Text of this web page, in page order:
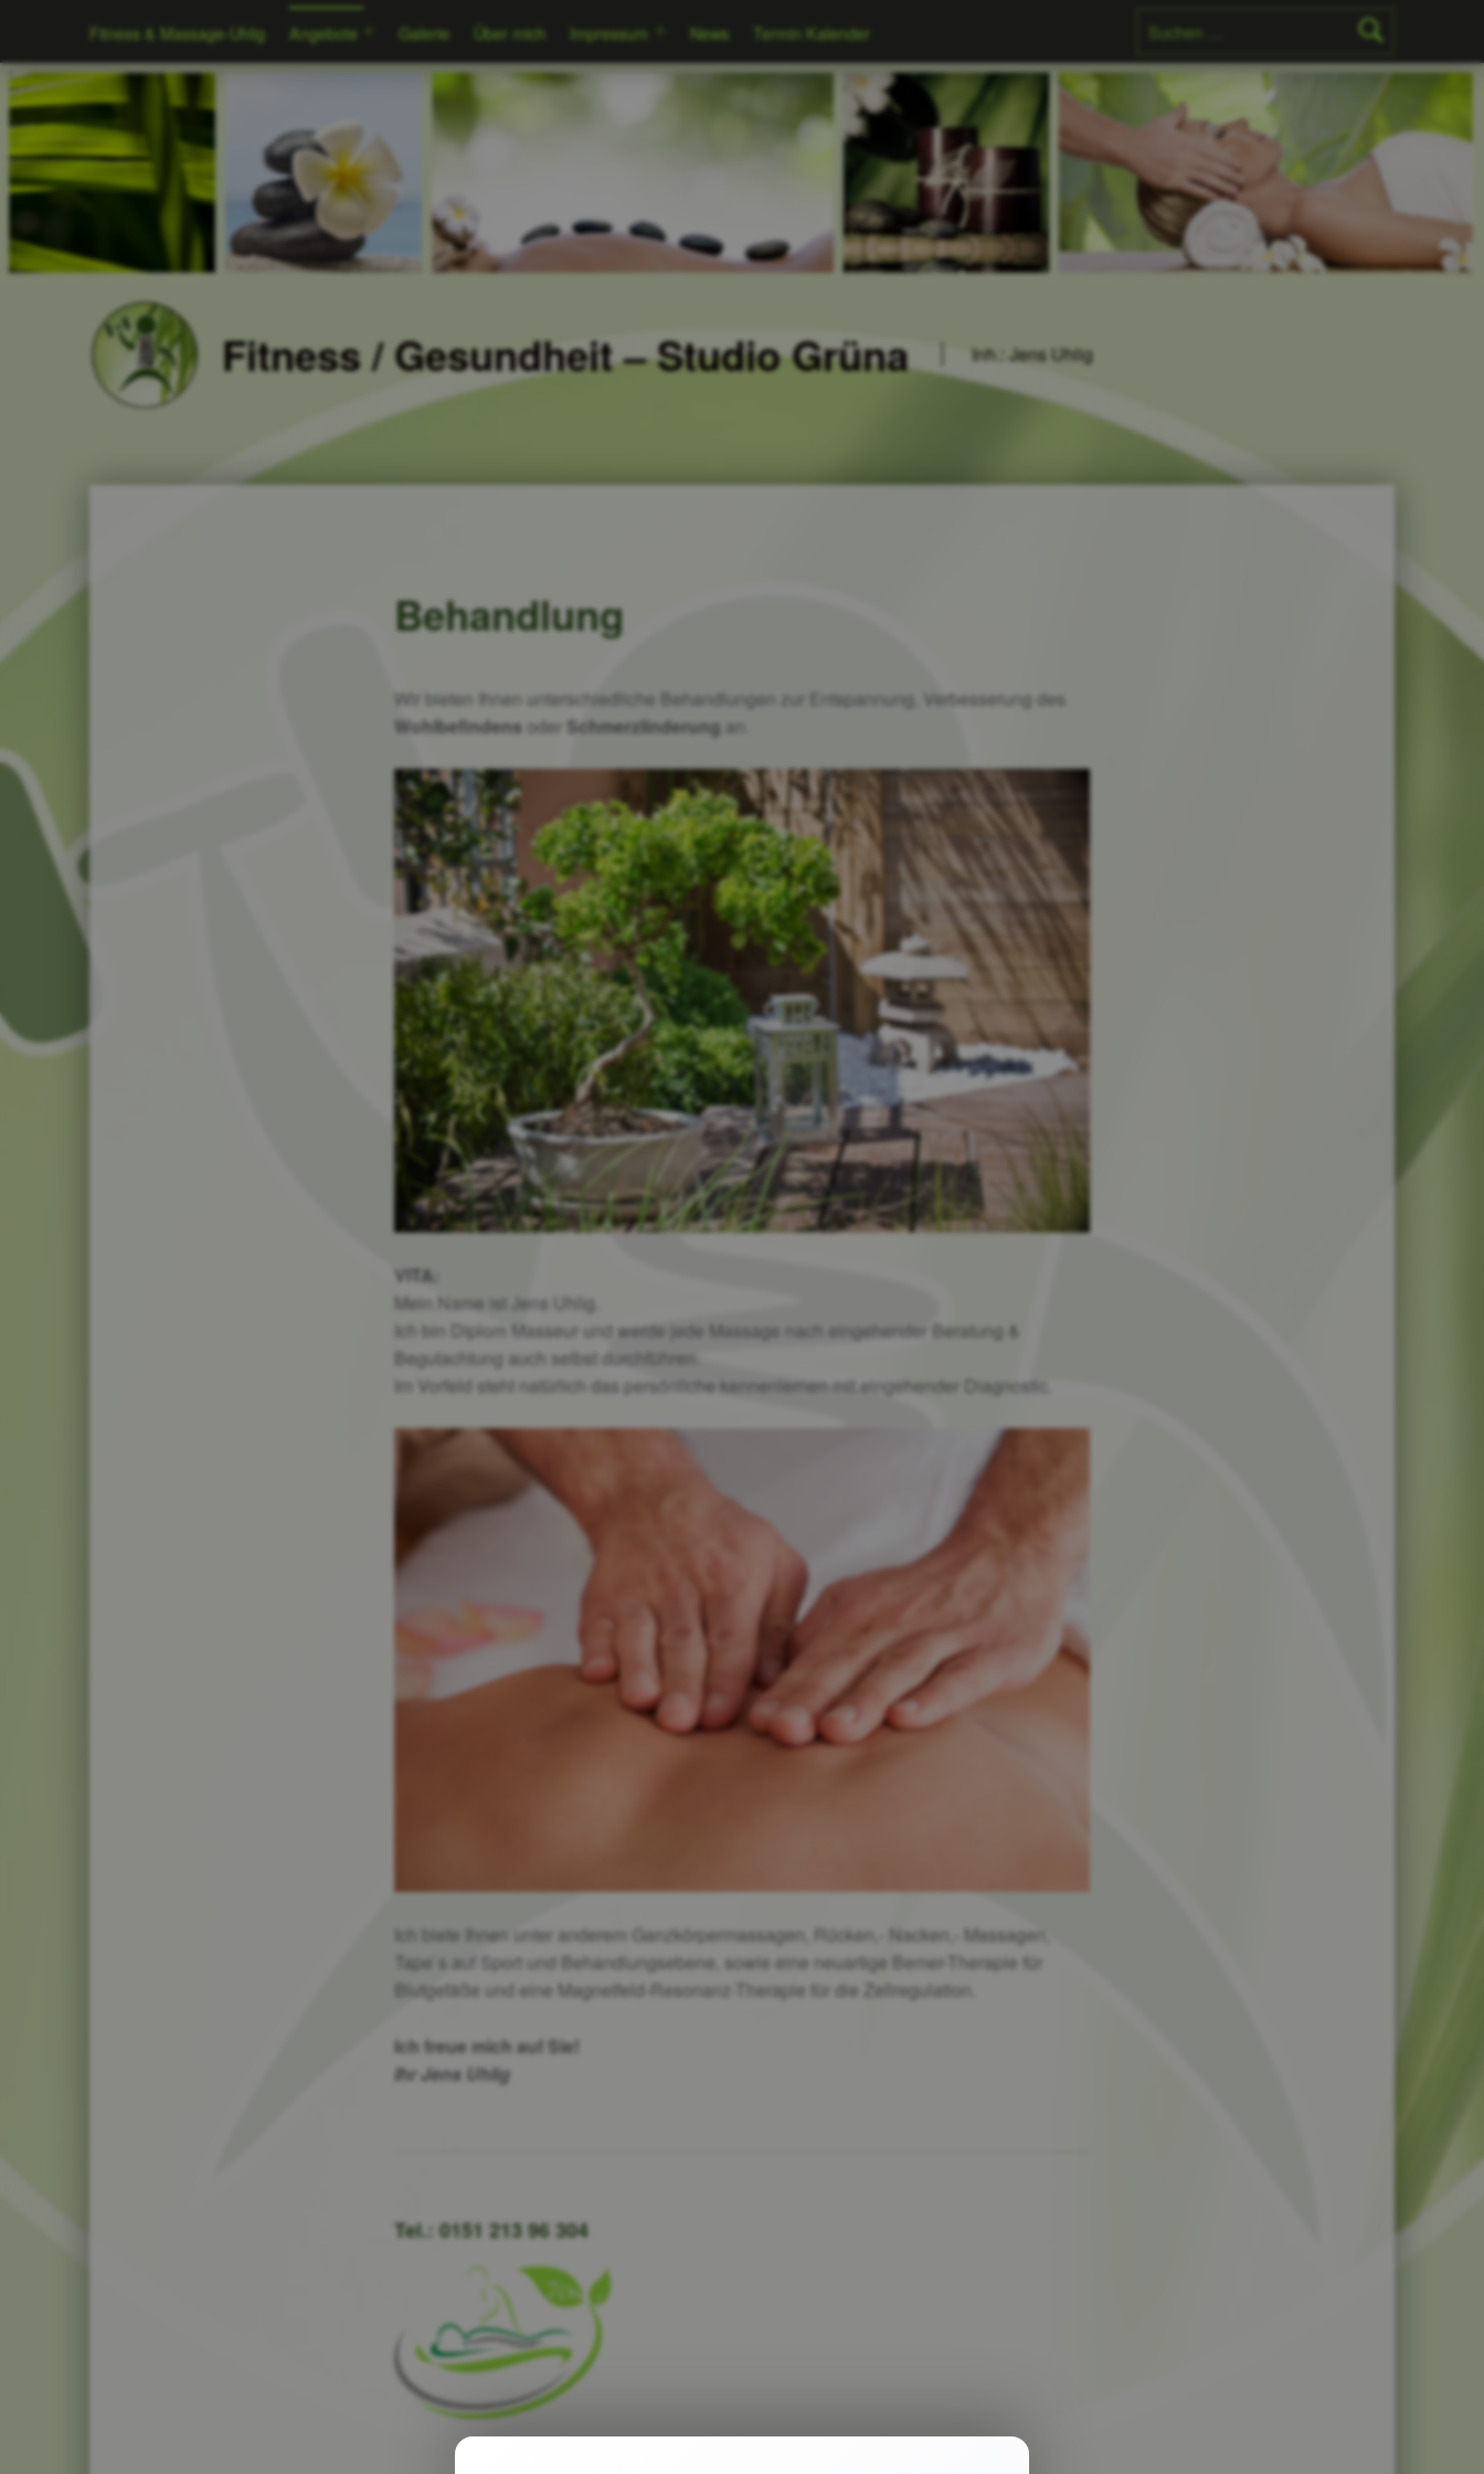
Fitness & Massage-Uhlig
Angebote Galerie Über mich Impressum News Termin Kalender
Fitness / Gesundheit – Studio Grüna Inh.: Jens Uhlig
Behandlung
Wir bieten Ihnen unterschiedliche Behandlungen zur Entspannung, Verbesserung des
Wohlbefindens oder Schmerzlinderung an.
VITA:
Mein Name ist Jens Uhlig.
Ich bin Diplom Masseur und werde jede Massage nach eingehender Beratung &
Begutachtung auch selbst durchführen.
Im Vorfeld steht natürlich das persönliche kennenlernen mit eingehender Diagnostic.
Ich biete Ihnen unter anderem Ganzkörpermassagen, Rücken,- Nacken,- Massagen,
Tape`s auf Sport und Behandlungsebene, sowie eine neuartige Bemer-Therapie für
Blutgefäße und eine Magnetfeld-Resonanz-Therapie für die Zellregulation.
Ich freue mich auf Sie!
Ihr Jens Uhlig
Tel.: 0151 213 96 304
Skip back to main navigation